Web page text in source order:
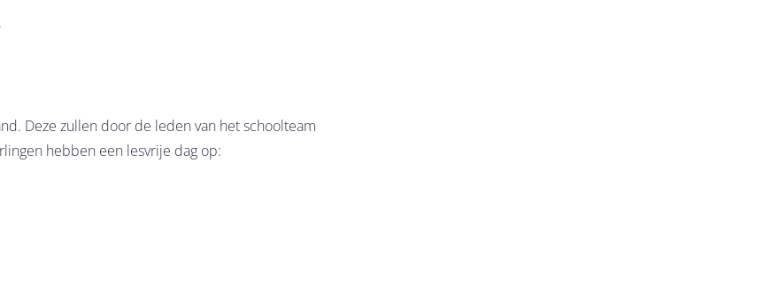
Deze zullen door de leden van het schoolteam
hebben een lesvrije dag op: